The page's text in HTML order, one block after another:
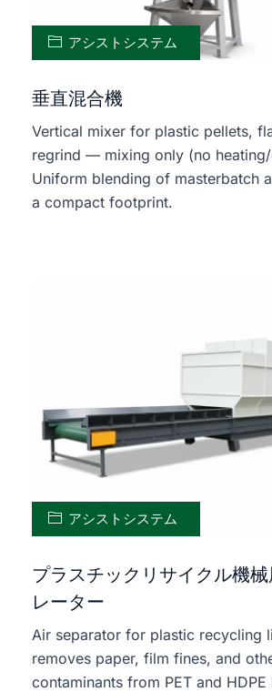
アシストシステム
垂直混合機
Vertical mixer for plastic pellets,
regrind — mixing only (no
Uniform blending of masterbatch
a compact footprint.
アシストシステム
プラスチックリサイクル機
レーター
Air separator for plastic recycling
removes paper, film fines, and
contaminants from PET and